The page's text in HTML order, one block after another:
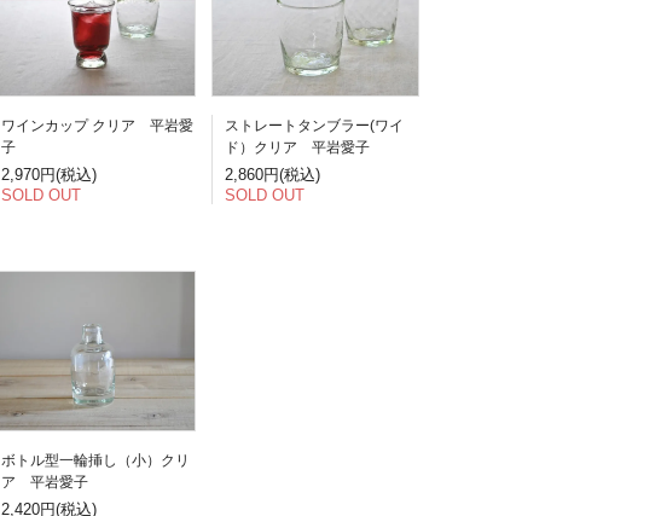
ワインカップ クリア 平岩愛
子
2,970円(税込)
SOLD OUT
ストレートタンブラー(ワイ
ド）クリア 平岩愛子
2,860円(税込)
SOLD OUT
ボトル型一輪挿し（小）クリ
ア 平岩愛子
2,420円(税込)